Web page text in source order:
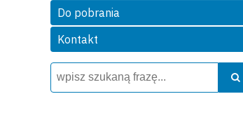
Do pobrania
Kontakt
Wyszukiwarka
Szukaj